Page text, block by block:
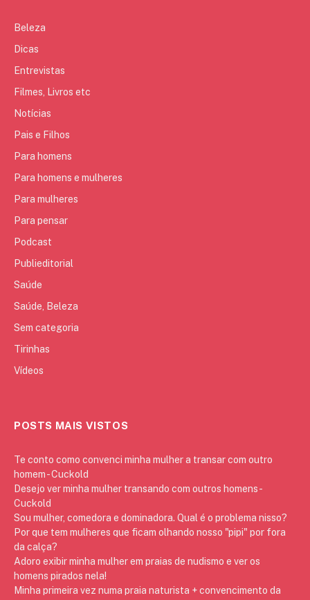
Beleza
Dicas
Entrevistas
Filmes, Livros etc
Notícias
Pais e Filhos
Para homens
Para homens e mulheres
Para mulheres
Para pensar
Podcast
Publieditorial
Saúde
Saúde, Beleza
Sem categoria
Tirinhas
Vídeos
POSTS MAIS VISTOS
Te conto como convenci minha mulher a transar com outro
homem - Cuckold
Desejo ver minha mulher transando com outros homens -
Cuckold
Sou mulher, comedora e dominadora. Qual é o problema nisso?
Por que tem mulheres que ficam olhando nosso "pipi" por fora
da calça?
Adoro exibir minha mulher em praias de nudismo e ver os
homens pirados nela!
Minha primeira vez numa praia naturista + convencimento da